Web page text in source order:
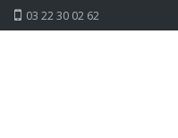
03 22 30 02 62